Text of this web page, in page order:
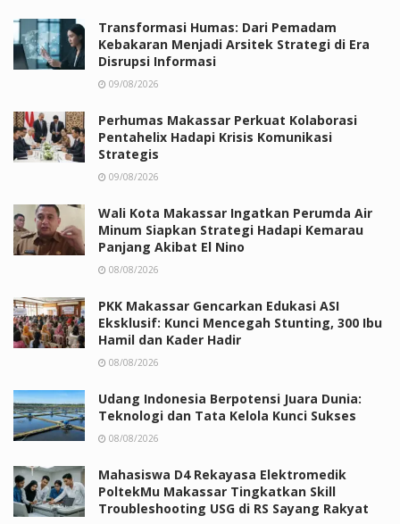
Transformasi Humas: Dari Pemadam
Kebakaran Menjadi Arsitek Strategi di Era
Disrupsi Informasi
09/08/2026
Perhumas Makassar Perkuat Kolaborasi
Pentahelix Hadapi Krisis Komunikasi
Strategis
09/08/2026
Wali Kota Makassar Ingatkan Perumda Air
Minum Siapkan Strategi Hadapi Kemarau
Panjang Akibat El Nino
08/08/2026
PKK Makassar Gencarkan Edukasi ASI
Eksklusif: Kunci Mencegah Stunting, 300 Ibu
Hamil dan Kader Hadir
08/08/2026
Udang Indonesia Berpotensi Juara Dunia:
Teknologi dan Tata Kelola Kunci Sukses
08/08/2026
Mahasiswa D4 Rekayasa Elektromedik
PoltekMu Makassar Tingkatkan Skill
Troubleshooting USG di RS Sayang Rakyat